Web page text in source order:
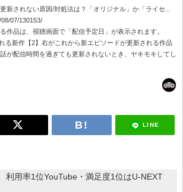
新されない原因/対処法は？「オリジナル」か「ライセ...
07/130153/
作品は、視聴画面で「配信予定日」が表示されます。
る新作【2】右がこれから新エピソードが更新される作品
が配信時間を過ぎても更新されないとき、ヤキモキしてし
LINE
利用率1位YouTube・満足度1位はU-NEXT